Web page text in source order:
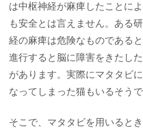
は中枢神経が麻痺したことに
も安全とは言えません。ある
経の麻痺は危険なものである
進行すると脳に障害をきたし
があります。実際にマタタビ
なってしまった猫もいるそうで
そこで、マタタビを用いると